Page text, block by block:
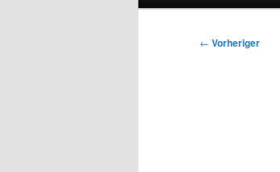
← Vorheriger